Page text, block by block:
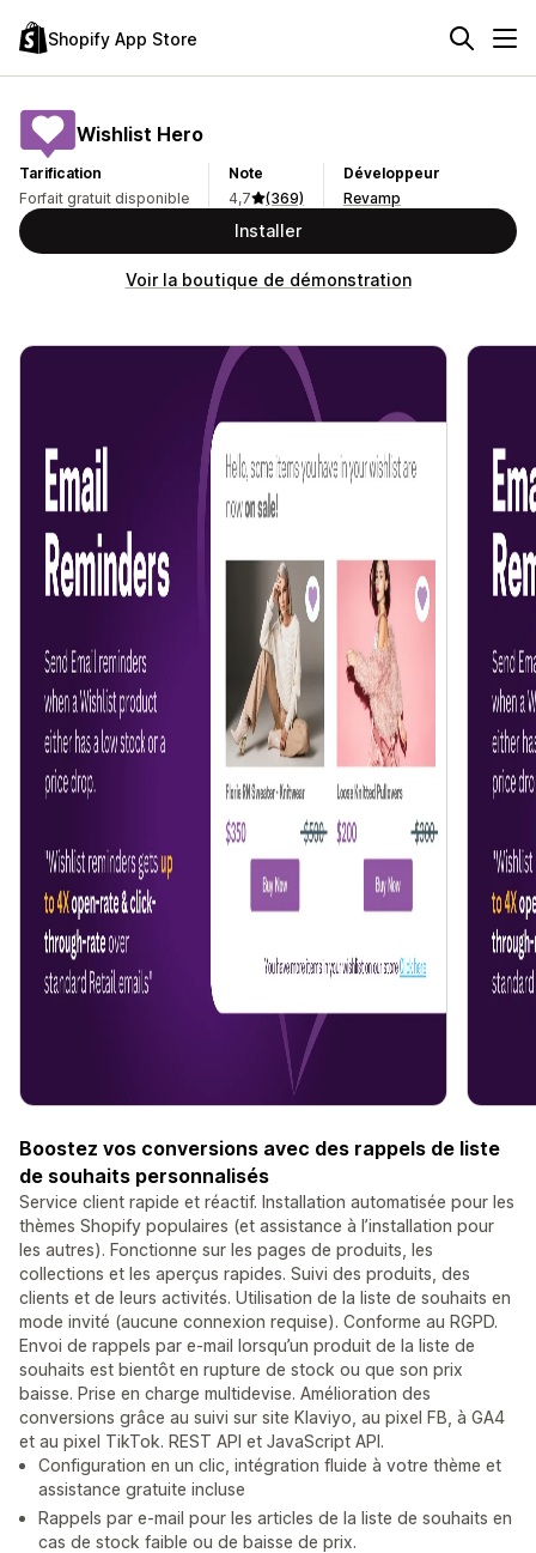
Shopify App Store
Wishlist Hero
Tarification
Forfait gratuit disponible
Note
4,7
(369)
Développeur
Revamp
Installer
Voir la boutique de démonstration
Boostez vos conversions avec des rappels de liste
de souhaits personnalisés
Service client rapide et réactif. Installation automatisée pour les
thèmes Shopify populaires (et assistance à l’installation pour
les autres). Fonctionne sur les pages de produits, les
collections et les aperçus rapides. Suivi des produits, des
clients et de leurs activités. Utilisation de la liste de souhaits en
mode invité (aucune connexion requise). Conforme au RGPD.
Envoi de rappels par e-mail lorsqu’un produit de la liste de
souhaits est bientôt en rupture de stock ou que son prix
baisse. Prise en charge multidevise. Amélioration des
conversions grâce au suivi sur site Klaviyo, au pixel FB, à GA4
et au pixel TikTok. REST API et JavaScript API.
Configuration en un clic, intégration fluide à votre thème et
assistance gratuite incluse
Rappels par e-mail pour les articles de la liste de souhaits en
cas de stock faible ou de baisse de prix.